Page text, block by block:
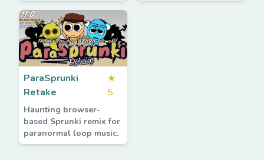
ParaSprunki
Retake
★
5
Haunting browser-
based Sprunki remix for
paranormal loop music.